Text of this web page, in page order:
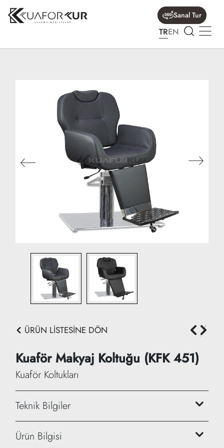
Sanal Tur
TREN
ÜRÜN LİSTESİNE DÖN
Kuaför Makyaj Koltuğu (KFK 451)
Kuaför Koltukları
Teknik Bilgiler
Yükseklik: 95/109 cm
Ürün Bilgisi